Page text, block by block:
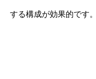
する構成が効果的です。